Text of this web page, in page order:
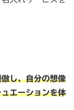
し、自分の想像
エーションを体